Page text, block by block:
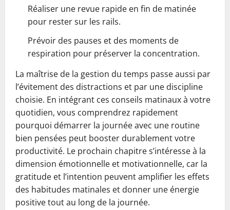
Réaliser une revue rapide en fin de matinée
pour rester sur les rails.
Prévoir des pauses et des moments de
respiration pour préserver la concentration.
La maîtrise de la gestion du temps passe aussi par
l’évitement des distractions et par une discipline
choisie. En intégrant ces conseils matinaux à votre
quotidien, vous comprendrez rapidement
pourquoi démarrer la journée avec une routine
bien pensées peut booster durablement votre
productivité. Le prochain chapitre s’intéresse à la
dimension émotionnelle et motivationnelle, car la
gratitude et l’intention peuvent amplifier les effets
des habitudes matinales et donner une énergie
positive tout au long de la journée.